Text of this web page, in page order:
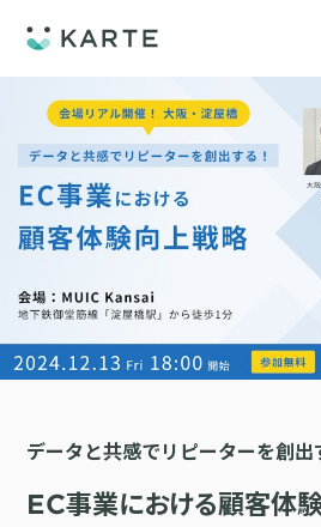
プロダクト
プロダクト
KARTE Web
顧客理解をもとに適切なWeb接客を実
KARTE for App
KARTE Message
ミュニケーションを実現
事例
導入企業・業界
アパレル
ECサイト
不動産・住宅販売
セミナー
AI 時代の流入対策
「ブランドの意志を宿すAI」の実装論
資料一覧
お役立ち資料
資料ダウンロード
データと共感でリピーターを創出
EC事業における顧客体